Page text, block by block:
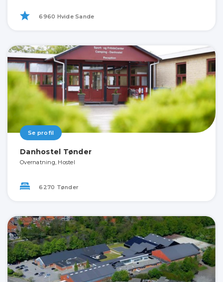
6960 Hvide Sande
Se profil
Danhostel Tønder
Overnatning, Hostel
6270 Tønder